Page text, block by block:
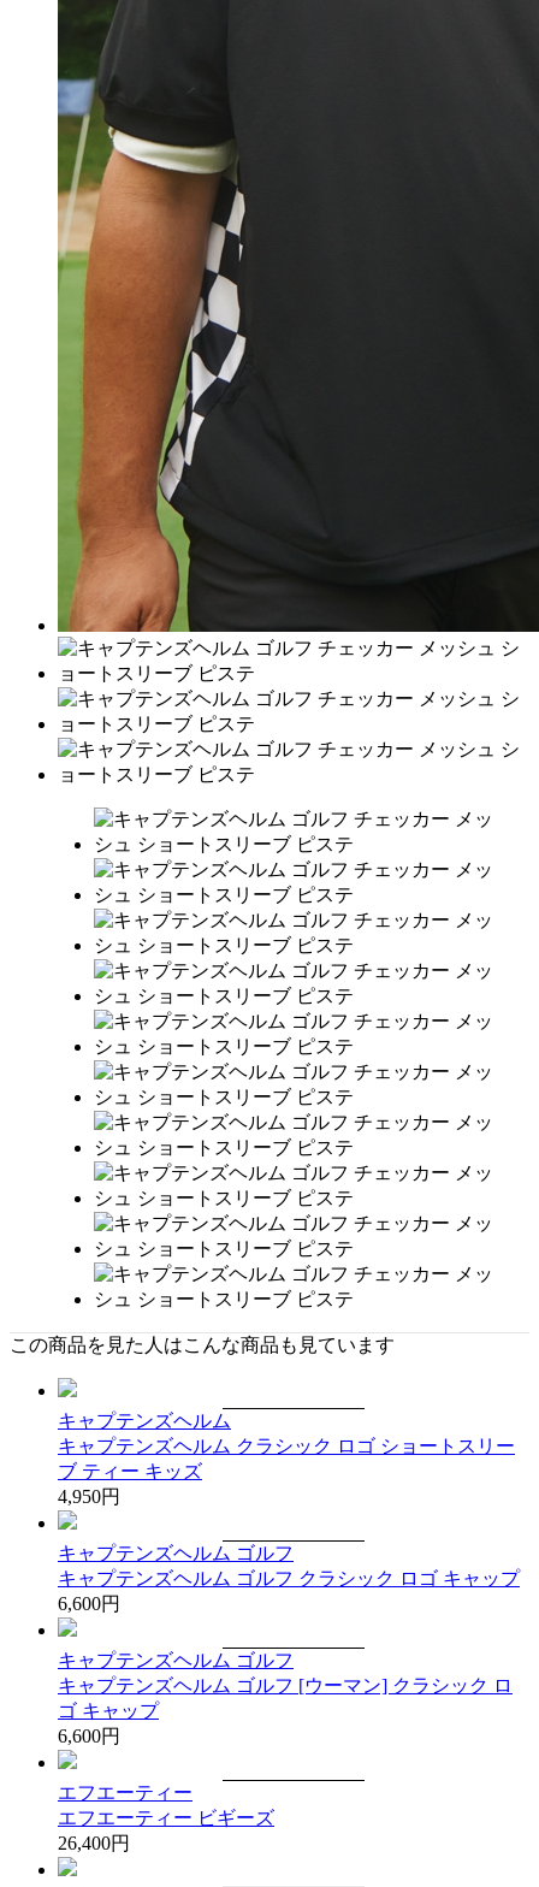
この商品を見た人はこんな商品も見ています
キャプテンズヘルム
キャプテンズヘルム クラシック ロゴ ショートスリー
ブ ティー キッズ
4,950円
キャプテンズヘルム ゴルフ
キャプテンズヘルム ゴルフ クラシック ロゴ キャップ
6,600円
キャプテンズヘルム ゴルフ
キャプテンズヘルム ゴルフ [ウーマン] クラシック ロ
ゴ キャップ
6,600円
エフエーティー
エフエーティー ビギーズ
26,400円